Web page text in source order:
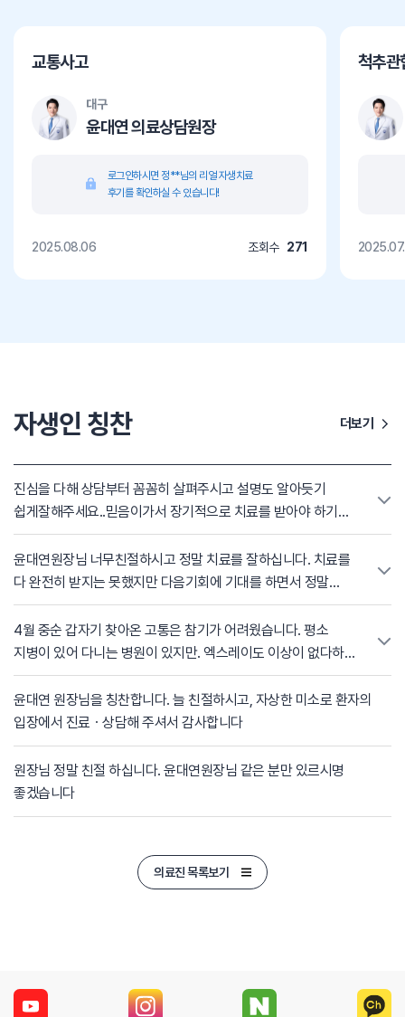
교통사고
대구
윤대연 의료상담원장
로그인하시면 정**님의 리얼 자생치료
후기를 확인하실 수 있습니다!
2025.08.06 조회수 271
척추관
자생인 칭찬 더보기
진심을 다해 상담부터 꼼꼼히 살펴주시고 설명도 알아듯기
쉽게잘해주세요..믿음이가서 장기적으로 치료를 받아야 하기에
안심이 됩니다
윤대연원장님 너무친절하시고 정말 치료를 잘하십니다. 치료를
다 완전히 받지는 못했지만 다음기회에 기대를 하면서 정말
감사했습니다.
4월 중순 갑자기 찾아온 고통은 참기가 어려웠습니다. 평소
지병이 있어 다니는 병원이 있지만. 엑스레이도 이상이 없다하고
목 MRI 를 권유해 찍어보니 5번6번에 디스크가 의심이 되나
걱정할 정도는 아니라 하였습니다. 그러나 뒷머리, 목,어깨 등 의
통증이 밤잠을 못자게 했고 일상생활 마저 무너진 그때, 지인이
자생한방병원을 소개시켜 주었고, 이미 집근처 한의원을 찾아가
침치료도 해 보았지만 차도가 없었기에 반신반의 하며 그래도
너무 아프니 내원하게 되었습니다. 윤대연원장님께 배정받아
받는데 제가 아픈부위를 들여다 보고 계시듯 모두
찾아내셨습니다. 5월초 마침 긴 연휴라 입원하여 며칠이라도
너무나 감사하고 고마워서 이런 글 생전처음으로 올리게
윤대연 원장님을 칭찬합니다. 늘 친절하시고, 자상한 미소로 환자의
입장에서 진료ㆍ상담해 주셔서 감사합니다
원장님 정말 친절 하십니다. 윤대연원장님 같은 분만 있르시명
좋겠습니다
의료진 목록보기